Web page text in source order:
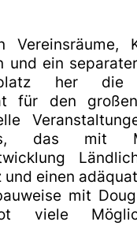
Vereinsräume,
und ein
her die
für den
das mit
einen
mit
viele